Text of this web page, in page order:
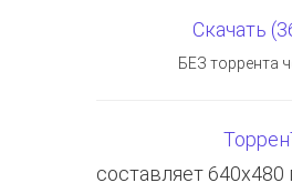
Скачать
БЕЗ торрента
составляет 640х480